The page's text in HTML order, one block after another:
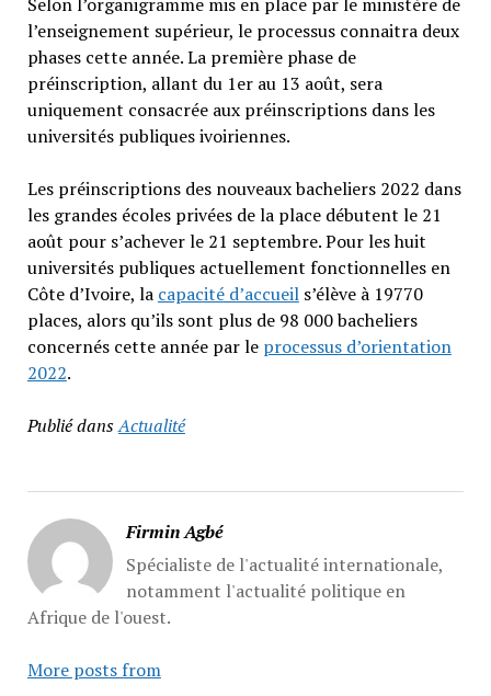
l’enseignement supérieur, le processus connaitra deux
phases cette année. La première phase de
préinscription, allant du 1er au 13 août, sera
uniquement consacrée aux préinscriptions dans les
universités publiques ivoiriennes.
Les préinscriptions des nouveaux bacheliers 2022 dans
les grandes écoles privées de la place débutent le 21
août pour s’achever le 21 septembre. Pour les huit
universités publiques actuellement fonctionnelles en
Côte d’Ivoire, la capacité d’accueils’élève à 19770
places, alors qu’ils sont plus de 98 000 bacheliers
concernés cette année par le processus d’orientation
2022.
Publié dansActualité
Firmin Agbé
Spécialiste de l'actualité internationale,
notamment l'actualité politique en
Afrique de l'ouest.
More posts from